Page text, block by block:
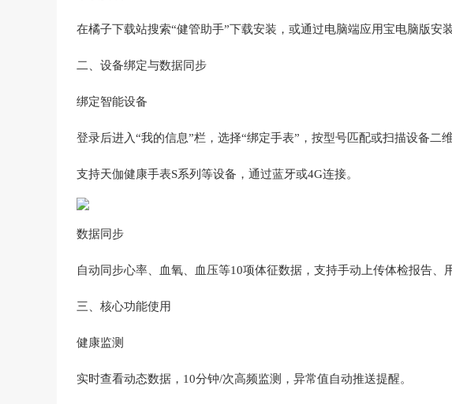
在橘子下载站搜索“健管助手”下载安装，或通过电脑端应用宝电脑版安
二、设备绑定与数据同步‌
绑定智能设备‌
登录后进入“我的信息”栏，选择“绑定手表”，按型号匹配或扫描设备二维
支持天伽健康手表S系列等设备，通过蓝牙或4G连接‌。
数据同步‌
自动同步心率、血氧、血压等10项体征数据，支持手动上传体检报告、
三、核心功能使用‌
健康监测‌
实时查看动态数据，10分钟/次高频监测，异常值自动推送提醒‌。